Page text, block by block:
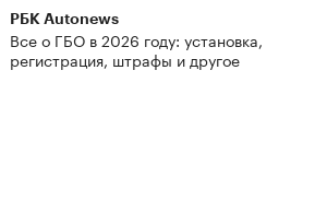
РБК Autonews
Все о ГБО в 2026 году: установка,
регистрация, штрафы и другое